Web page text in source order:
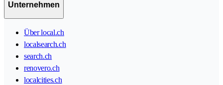
Unternehmen
Über local.ch
localsearch.ch
search.ch
renovero.ch
localcities.ch